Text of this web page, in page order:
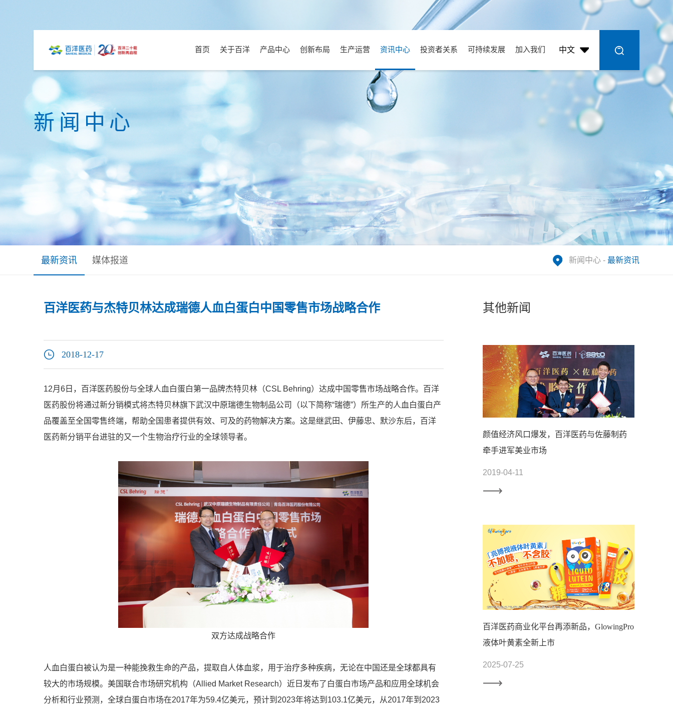
中文
首页 关于百洋 产品中心 创新布局 生产运营 资讯中心 投资者关系 可持续发展 加入我们
新闻中心
最新资讯 媒体报道 新闻中心- 最新资讯
百洋医药与杰特贝林达成瑞德人血白蛋白中国零售市场战略合作
2018-12-17
12月6日，百洋医药股份与全球人血白蛋白第一品牌杰特贝林（CSL Behring）达成中国零售市场战略合作。百洋
医药股份将通过新分销模式将杰特贝林旗下武汉中原瑞德生物制品公司（以下简称“瑞德”）所生产的人血白蛋白产
品覆盖至全国零售终端，帮助全国患者提供有效、可及的药物解决方案。这是继武田、伊藤忠、默沙东后，百洋
医药新分销平台进驻的又一个生物治疗行业的全球领导者。
双方达成战略合作
人血白蛋白被认为是一种能挽救生命的产品，提取自人体血浆，用于治疗多种疾病，无论在中国还是全球都具有
较大的市场规模。美国联合市场研究机构（Allied Market Research）近日发布了白蛋白市场产品和应用全球机会
分析和行业预测，全球白蛋白市场在2017年为59.4亿美元，预计到2023年将达到103.1亿美元，从2017年到2023
其他新闻
颜值经济风口爆发，百洋医药与佐藤制药
牵手进军美业市场
2019-04-11
百洋医药商业化平台再添新品，GlowingPro
液体叶黄素全新上市
2025-07-25